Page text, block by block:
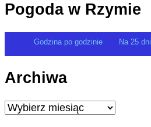
Pogoda w Rzymie
Godzina po godzinie Na 25 dni
Archiwa
Archiwa